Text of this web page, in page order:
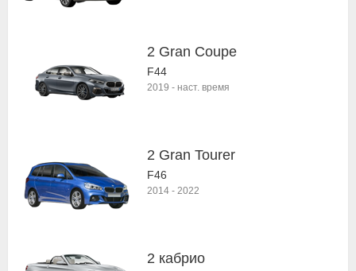
2 Gran Coupe
F44
2019 - наст. время
2 Gran Tourer
F46
2014 - 2022
2 кабрио